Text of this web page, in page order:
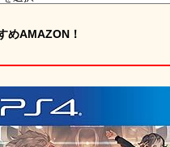
めAMAZON！